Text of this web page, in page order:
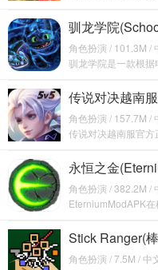
驯龙学院
石版v3.31.0
角色扮演 / 101.3M /
驯龙学院是一款根
在天空中
传说对决越南
角色扮演 / 157.7M /
传说对决越南服官
起来也很刺
永恒之金
版v1.23.2
角色扮演 / 382.2M /
EterniumModAPK在
Stick Ranger(
下载v2.1.0
角色扮演 / 7.5M / 中